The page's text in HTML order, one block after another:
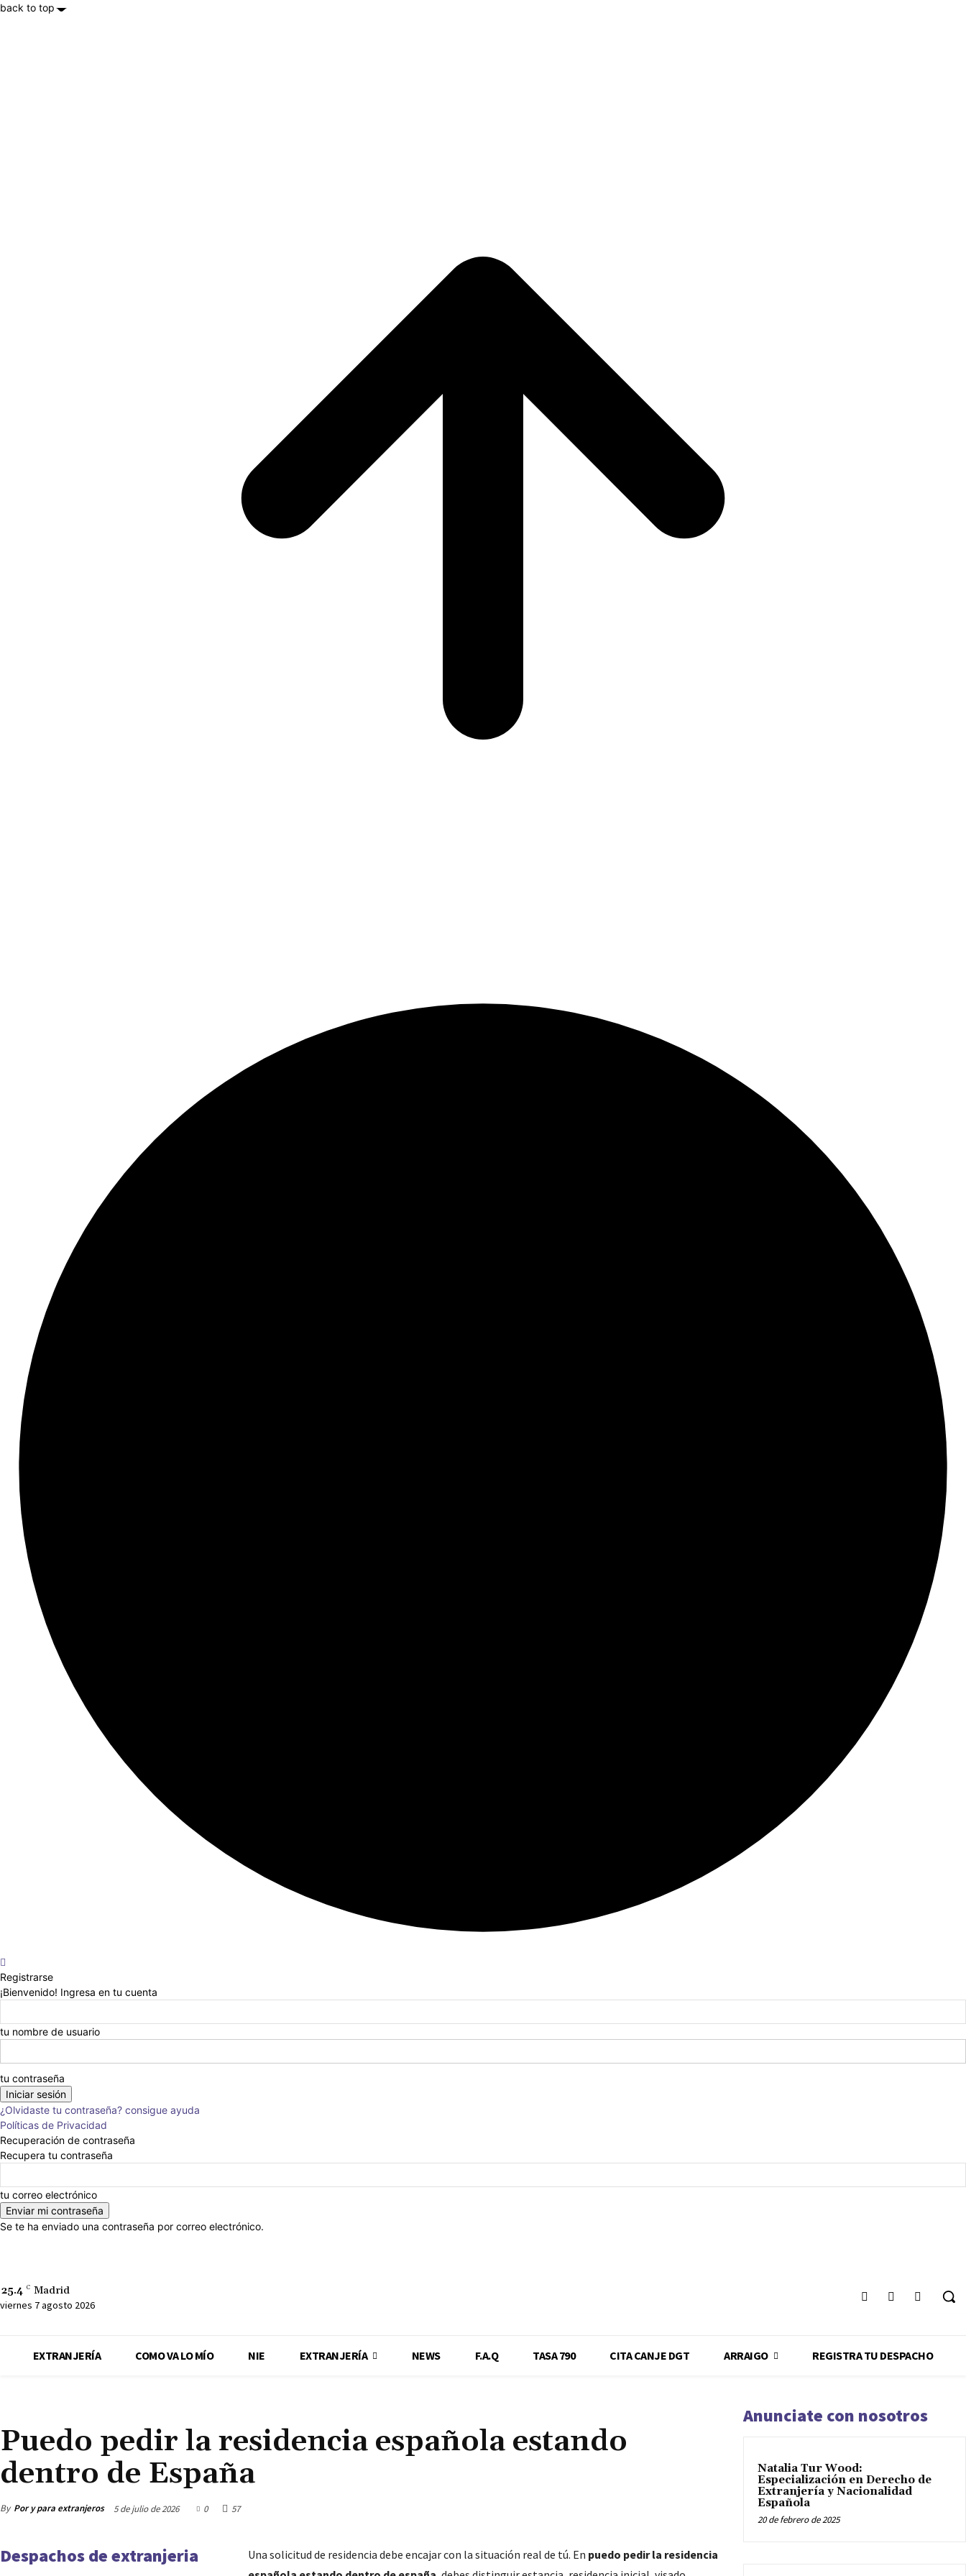
back to top
Registrarse
¡Bienvenido! Ingresa en tu cuenta
tu nombre de usuario
tu contraseña
¿Olvidaste tu contraseña? consigue ayuda
Políticas de Privacidad
Recuperación de contraseña
Recupera tu contraseña
tu correo electrónico
Se te ha enviado una contraseña por correo electrónico.
25.4 C Madrid
viernes 7 agosto 2026
EXTRANJERÍA COMO VA LO MÍO NIE EXTRANJERÍA NEWS F.A.Q TASA 790 CITA CANJE DGT ARRAIGO REGISTRA TU DESPACHO
Puedo pedir la residencia española estando
dentro de España
By Por y para extranjeros 5 de julio de 2026 0 57
Despachos de extranjeria Una solicitud de residencia debe encajar con la situación real de tú. En puedo pedir la residencia
Anunciate con nosotros
Natalia Tur Wood:
Especialización en Derecho de
Extranjería y Nacionalidad
Española
20 de febrero de 2025